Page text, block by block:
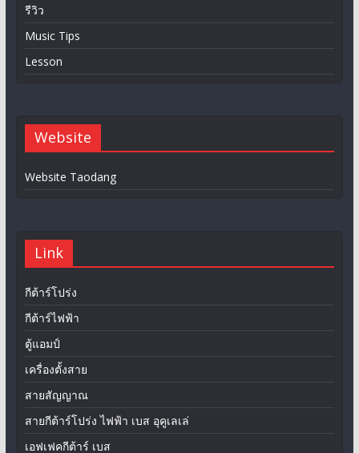
รีวิว
Music Tips
Lesson
Website
Website Taodang
Link
กีต้าร์โปร่ง
กีต้าร์ไฟฟ้า
ตู้แอมป์
เครื่องตั้งสาย
สายสัญญาณ
สายกีต้าร์โปร่ง ไฟฟ้า เบส อุคูเลเล่
เอฟเฟคกีต้าร์ เบส